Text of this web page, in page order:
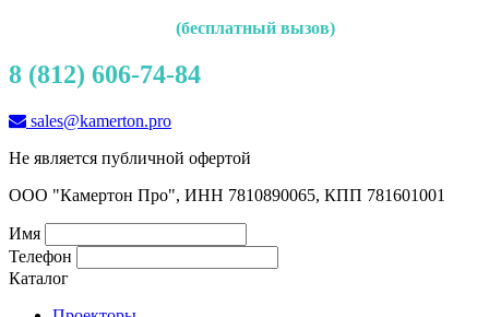
(бесплатный вызов)
8 (812) 606-74-84
sales@kamerton.pro
Не является публичной офертой
ООО "Камертон Про", ИНН 7810890065, КПП 781601001
Имя
Телефон
Каталог